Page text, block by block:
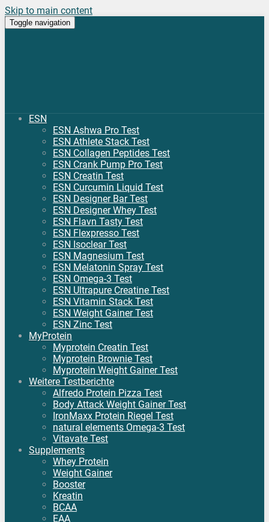
Skip to main content
Toggle navigation
ESN
ESN Ashwa Pro Test
ESN Athlete Stack Test
ESN Collagen Peptides Test
ESN Crank Pump Pro Test
ESN Creatin Test
ESN Curcumin Liquid Test
ESN Designer Bar Test
ESN Designer Whey Test
ESN Flavn Tasty Test
ESN Flexpresso Test
ESN Isoclear Test
ESN Magnesium Test
ESN Melatonin Spray Test
ESN Omega-3 Test
ESN Ultrapure Creatine Test
ESN Vitamin Stack Test
ESN Weight Gainer Test
ESN Zinc Test
MyProtein
Myprotein Creatin Test
Myprotein Brownie Test
Myprotein Weight Gainer Test
Weitere Testberichte
Alfredo Protein Pizza Test
Body Attack Weight Gainer Test
IronMaxx Protein Riegel Test
natural elements Omega-3 Test
Vitavate Test
Supplements
Whey Protein
Weight Gainer
Booster
Kreatin
BCAA
EAA